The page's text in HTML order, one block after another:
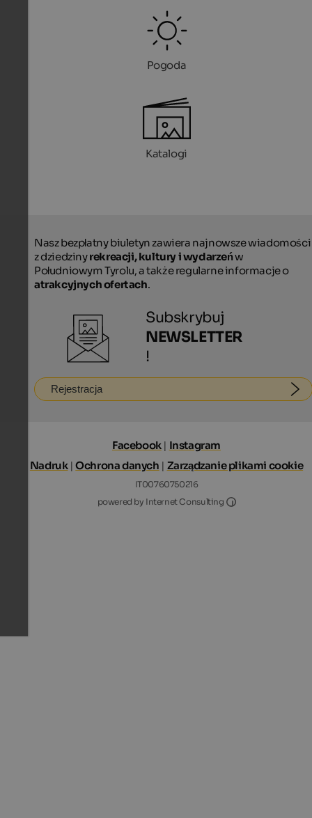
Pogoda
Katalogi
Nasz bezpłatny biuletyn zawiera najnowsze wiadomości
z dziedzinyrekreacji, kultury i wydarzeńw
Południowym Tyrolu, a także regularne informacje o
atrakcyjnych ofertach.
Subskrybuj
NEWSLETTER
!
Rejestracja
Facebook| Instagram
Nadruk|Ochrona danych | Zarządzanie plikami cookie
IT00760750216
powered by Internet Consulting
Internet